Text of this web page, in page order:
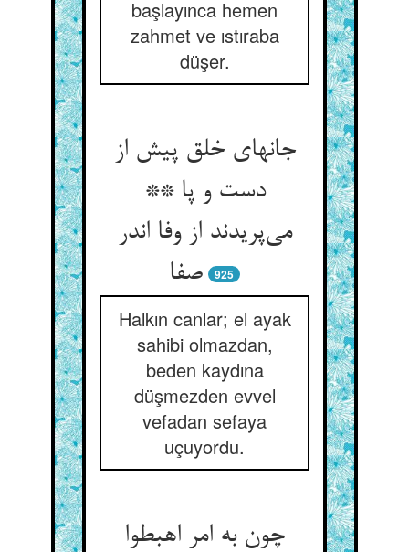
başlayınca hemen
zahmet ve ıstıraba
düşer.
جانهای خلق پیش از
دست و پا **
می‌‌پریدند از وفا اندر
صفا
925
Halkın canlar; el ayak
sahibi olmazdan,
beden kaydına
düşmezden evvel
vefadan sefaya
uçuyordu.
چون به امر اهبطوا